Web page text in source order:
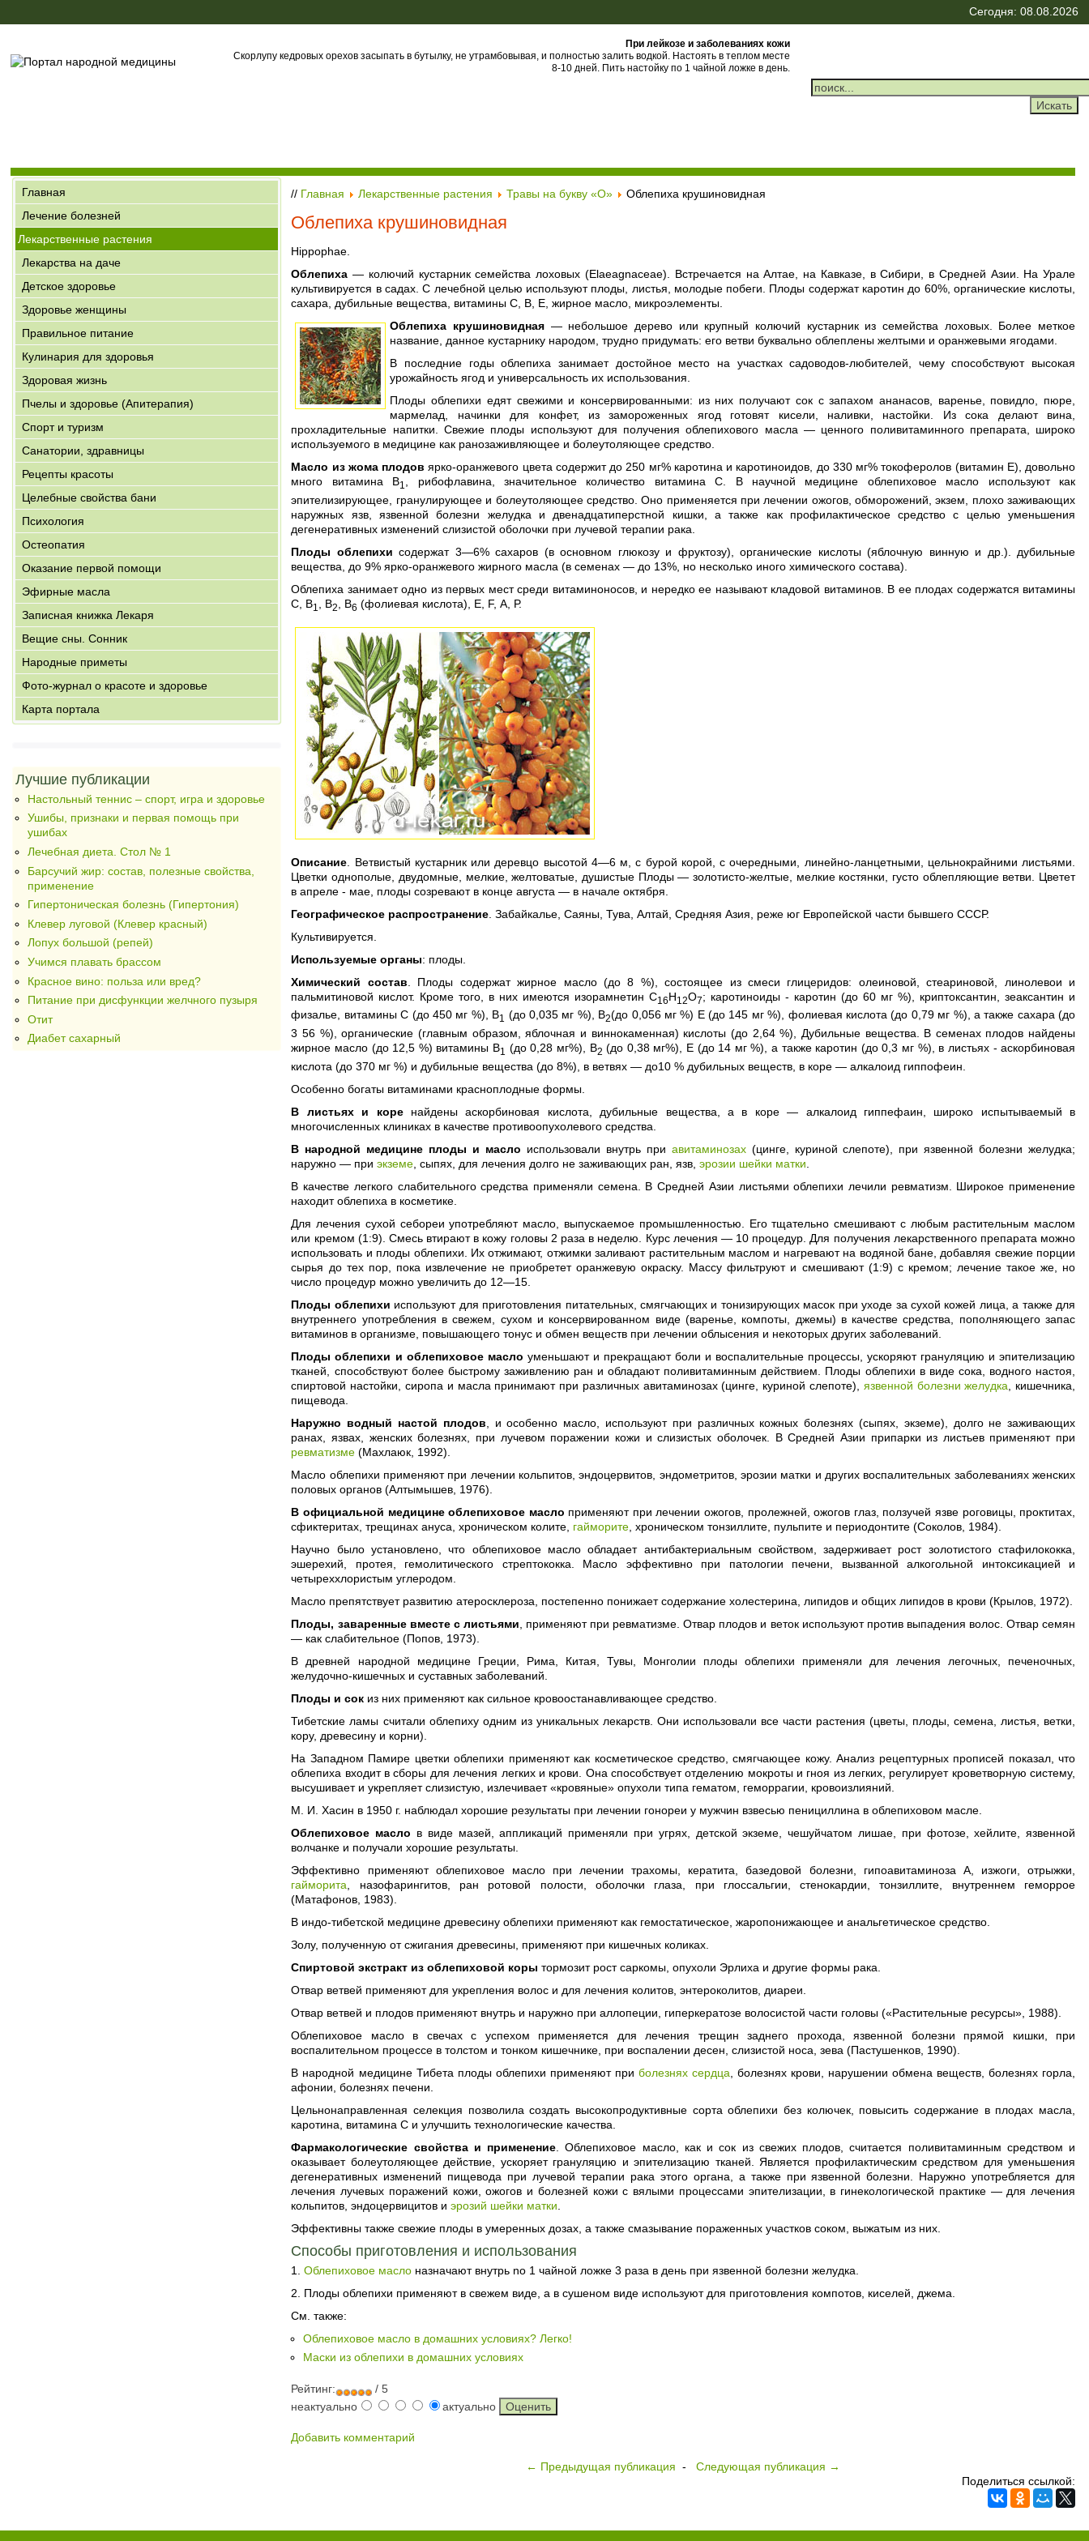
Сегодня: 08.08.2026
При лейкозе и заболеваниях кожи
Скорлупу кедровых орехов засыпать в бутылку, не утрамбовывая, и полностью залить водкой. Настоять в теплом месте
8-10 дней. Пить настойку по 1 чайной ложке в день.
Главная
Лечение болезней
Лекарственные растения
Лекарства на даче
Детское здоровье
Здоровье женщины
Правильное питание
Кулинария для здоровья
Здоровая жизнь
Пчелы и здоровье (Апитерапия)
Спорт и туризм
Санатории, здравницы
Рецепты красоты
Целебные свойства бани
Психология
Остеопатия
Оказание первой помощи
Эфирные масла
Записная книжка Лекаря
Вещие сны. Сонник
Народные приметы
Фото-журнал о красоте и здоровье
Карта портала
Лучшие публикации
Настольный теннис – спорт, игра и здоровье
Ушибы, признаки и первая помощь при
ушибах
Лечебная диета. Стол № 1
Барсучий жир: состав, полезные свойства,
применение
Гипертоническая болезнь (Гипертония)
Клевер луговой (Клевер красный)
Лопух большой (репей)
Учимся плавать брассом
Красное вино: польза или вред?
Питание при дисфункции желчного пузыря
Отит
Диабет сахарный
// Главная Лекарственные растения Травы на букву «О» Облепиха крушиновидная
Облепиха крушиновидная
Hippophae.
Облепиха — колючий кустарник семейства лоховых (Elaeagnaceae). Встречается на Алтае, на Кавказе, в Сибири, в Средней Азии. На Урале
культивируется в садах. С лечебной целью используют плоды, листья, молодые побеги. Плоды содержат каротин до 60%, органические кислоты,
сахара, дубильные вещества, витамины С, В, Е, жирное масло, микроэлементы.
Облепиха крушиновидная — небольшое дерево или крупный колючий кустарник из семейства лоховых. Более меткое
название, данное кустарнику народом, трудно придумать: его ветви буквально облеплены желтыми и оранжевыми ягодами.
В последние годы облепиха занимает достойное место на участках садоводов-любителей, чему способствуют высокая
урожайность ягод и универсальность их использования.
Плоды облепихи едят свежими и консервированными: из них получают сок с запахом ананасов, варенье, повидло, пюре,
мармелад, начинки для конфет, из замороженных ягод готовят кисели, наливки, настойки. Из сока делают вина,
прохладительные напитки. Свежие плоды используют для получения облепихового масла — ценного поливитаминного препарата, широко
используемого в медицине как ранозаживляющее и болеутоляющее средство.
Масло из жома плодов ярко-оранжевого цвета содержит до 250 мг% каротина и каротиноидов, до 330 мг% токоферолов (витамин Е), довольно
много витамина В1
, рибофлавина, значительное количество витамина С. В научной медицине облепиховое масло используют как
эпителизирующее, гранулирующее и болеутоляющее средство. Оно применяется при лечении ожогов, обморожений, экзем, плохо заживающих
наружных язв, язвенной болезни желудка и двенадцатиперстной кишки, а также как профилактическое средство с целью уменьшения
дегенеративных изменений слизистой оболочки при лучевой терапии рака.
Плоды облепихи содержат 3—6% сахаров (в основном глюкозу и фруктозу), органические кислоты (яблочную винную и др.). дубильные
вещества, до 9% ярко-оранжевого жирного масла (в семенах — до 13%, но несколько иного химического состава).
Облепиха занимает одно из первых мест среди витаминоносов, и нередко ее называют кладовой витаминов. В ее плодах содержатся витамины
С, B1 , B2 , B6 (фолиевая кислота), Е, F, А, Р.
Описание . Ветвистый кустарник или деревцо высотой 4—6 м, с бурой корой, с очередными, линейно-ланцетными, цельнокрайними листьями.
Цветки однополые, двудомные, мелкие, желтоватые, душистые Плоды — золотисто-желтые, мелкие костянки, густо облепляющие ветви. Цветет
в апреле - мае, плоды созревают в конце августа — в начале октября.
Географическое распространение . Забайкалье, Саяны, Тува, Алтай, Средняя Азия, реже юг Европейской части бывшего СССР.
Культивируется.
Используемые органы: плоды.
Химический состав . Плоды содержат жирное масло (до 8 %), состоящее из смеси глицеридов: олеиновой, стеариновой, линолевои и
пальмитиновой кислот. Кроме того, в них имеются изорамнетин С16Н12O7; каротиноиды - каротин (до 60 мг %), криптоксантин, зеаксантин и
физалье, витамины С (до 450 мг %), В1 (до 0,035 мг %), В2(до 0,056 мг %) Е (до 145 мг %), фолиевая кислота (до 0,79 мг %), а также сахара (до
3 56 %), органические (главным образом, яблочная и виннокаменная) кислоты (до 2,64 %), Дубильные вещества. В семенах плодов найдены
жирное масло (до 12,5 %) витамины В1 (до 0,28 мг%), В2 (до 0,38 мг%), Е (до 14 мг %), а также каротин (до 0,3 мг %), в листьях - аскорбиновая
кислота (до 370 мг %) и дубильные вещества (до 8%), в ветвях — до10 % дубильных веществ, в коре — алкалоид гиппофеин.
Особенно богаты витаминами красноплодные формы.
В листьях и коренайдены аскорбиновая кислота, дубильные вещества, а в коре — алкалоид гиппефаин, широко испытываемый в
многочисленных клиниках в качестве противоопухолевого средства.
В народной медицине плоды и масло использовали внутрь при авитаминозах(цинге, куриной слепоте), при язвенной болезни желудка;
наружно — приэкземе , сыпях, для лечения долго не заживающих ран, язв,эрозии шейки матки
В качестве легкого слабительного средства применяли семена. В Средней Азии листьями облепихи лечили ревматизм. Широкое применение
находит облепиха в косметике.
Для лечения сухой себореи употребляют масло, выпускаемое промышленностью. Его тщательно смешивают с любым растительным маслом
или кремом (1:9). Смесь втирают в кожу головы 2 раза в неделю. Курс лечения — 10 процедур. Для получения лекарственного препарата можно
использовать и плоды облепихи. Их отжимают, отжимки заливают растительным маслом и нагревают на водяной бане, добавляя свежие порции
сырья до тех пор, пока извлечение не приобретет оранжевую окраску. Массу фильтруют и смешивают (1:9) с кремом; лечение такое же, но
число процедур можно увеличить до 12—15.
Плоды облепихи используют для приготовления питательных, смягчающих и тонизирующих масок при уходе за сухой кожей лица, а также для
внутреннего употребления в свежем, сухом и консервированном виде (варенье, компоты, джемы) в качестве средства, пополняющего запас
витаминов в организме, повышающего тонус и обмен веществ при лечении облысения и некоторых других заболеваний.
Плоды облепихи и облепиховое масло уменьшают и прекращают боли и воспалительные процессы, ускоряют грануляцию и эпителизацию
тканей, способствуют более быстрому заживлению ран и обладают поливитаминным действием. Плоды облепихи в виде сока, водного настоя,
спиртовой настойки, сиропа и масла принимают при различных авитаминозах (цинге, куриной слепоте), язвенной болезни желудка , кишечника,
пищевода.
Наружно водный настой плодов , и особенно масло, используют при различных кожных болезнях (сыпях, экземе), долго не заживающих
ранах, язвах, женских болезнях, при лучевом поражении кожи и слизистых оболочек. В Средней Азии припарки из листьев применяют при
ревматизме (Махлаюк, 1992).
Масло облепихи применяют при лечении кольпитов, эндоцервитов, эндометритов, эрозии матки и других воспалительных заболеваниях женских
половых органов (Алтымышев, 1976).
В официальной медицине облепиховое масло применяют при лечении ожогов, пролежней, ожогов глаз, ползучей язве роговицы, проктитах,
сфиктеритах, трещинах ануса, хроническом колите, гайморите , хроническом тонзиллите, пульпите и периодонтите (Соколов, 1984).
Научно было установлено, что облепиховое масло обладает антибактериальным свойством, задерживает рост золотистого стафилококка,
эшерехий, протея, гемолитического стрептококка. Масло эффективно при патологии печени, вызванной алкогольной интоксикацией и
четыреххлористым углеродом.
Масло препятствует развитию атеросклероза, постепенно понижает содержание холестерина, липидов и общих липидов в крови (Крылов, 1972).
Плоды, заваренные вместе с листьями , применяют при ревматизме. Отвар плодов и веток используют против выпадения волос. Отвар семян
— как слабительное (Попов, 1973).
В древней народной медицине Греции, Рима, Китая, Тувы, Монголии плоды облепихи применяли для лечения легочных, печеночных,
желудочно-кишечных и суставных заболеваний.
Плоды и сок из них применяют как сильное кровоостанавливающее средство.
Тибетские ламы считали облепиху одним из уникальных лекарств. Они использовали все части растения (цветы, плоды, семена, листья, ветки,
кору, древесину и корни).
На Западном Памире цветки облепихи применяют как косметическое средство, смягчающее кожу. Анализ рецептурных прописей показал, что
облепиха входит в сборы для лечения легких и крови. Она способствует отделению мокроты и гноя из легких, регулирует кроветворную систему,
высушивает и укрепляет слизистую, излечивает «кровяные» опухоли типа гематом, геморрагии, кровоизлияний.
М. И. Хасин в 1950 г. наблюдал хорошие результаты при лечении гонореи у мужчин взвесью пенициллина в облепиховом масле.
Облепиховое масло в виде мазей, аппликаций применяли при угрях, детской экземе, чешуйчатом лишае, при фотозе, хейлите, язвенной
волчанке и получали хорошие результаты.
Эффективно применяют облепиховое масло при лечении трахомы, кератита, базедовой болезни, гипоавитаминоза А, изжоги, отрыжки,
гайморита , назофарингитов, ран ротовой полости, оболочки глаза, при глоссальгии, стенокардии, тонзиллите, внутреннем геморрое
(Матафонов, 1983).
В индо-тибетской медицине древесину облепихи применяют как гемостатическое, жаропонижающее и анальгетическое средство.
Золу, полученную от сжигания древесины, применяют при кишечных коликах.
Спиртовой экстракт из облепиховой коры тормозит рост саркомы, опухоли Эрлиха и другие формы рака.
Отвар ветвей применяют для укрепления волос и для лечения колитов, энтероколитов, диареи.
Отвар ветвей и плодов применяют внутрь и наружно при аллопеции, гиперкератозе волосистой части головы («Растительные ресурсы», 1988).
Облепиховое масло в свечах с успехом применяется для лечения трещин заднего прохода, язвенной болезни прямой кишки, при
воспалительном процессе в толстом и тонком кишечнике, при воспалении десен, слизистой носа, зева (Пастушенков, 1990).
В народной медицине Тибета плоды облепихи применяют при болезнях сердца , болезнях крови, нарушении обмена веществ, болезнях горла,
афонии, болезнях печени.
Цельнонаправленная селекция позволила создать высокопродуктивные сорта облепихи без колючек, повысить содержание в плодах масла,
каротина, витамина С и улучшить технологические качества.
Фармакологические свойства и применение . Облепиховое масло, как и сок из свежих плодов, считается поливитаминным средством и
оказывает болеутоляющее действие, ускоряет грануляцию и эпителизацию тканей. Является профилактическим средством для уменьшения
дегенеративных изменений пищевода при лучевой терапии рака этого органа, а также при язвенной болезни. Наружно употребляется для
лечения лучевых поражений кожи, ожогов и болезней кожи с вялыми процессами эпителизации, в гинекологической практике — для лечения
кольпитов, эндоцервицитов иэрозий шейки матки
Эффективны также свежие плоды в умеренных дозах, а также смазывание пораженных участков соком, выжатым из них.
Способы приготовления и использования
1.Облепиховое масло назначают внутрь no 1 чайной ложке 3 раза в день при язвенной болезни желудка.
2. Плоды облепихи применяют в свежем виде, а в сушеном виде используют для приготовления компотов, киселей, джема.
См. также:
Облепиховое масло в домашних условиях? Легко!
Маски из облепихи в домашних условиях
Рейтинг:
/ 5
неактуально
актуально
Добавить комментарий
← Предыдущая публикация -Следующая публикация →
Поделиться ссылкой: